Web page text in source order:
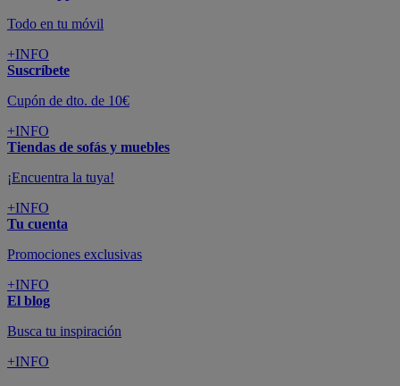
Todo en tu móvil
+INFO
Suscríbete
Cupón de dto. de 10€
+INFO
Tiendas de sofás y muebles
¡Encuentra la tuya!
+INFO
Tu cuenta
Promociones exclusivas
+INFO
El blog
Busca tu inspiración
+INFO